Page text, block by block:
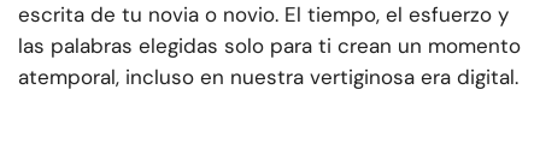
escrita de tu novia o novio. El tiempo, el esfuerzo y
las palabras elegidas solo para ti crean un momento
atemporal, incluso en nuestra vertiginosa era digital.